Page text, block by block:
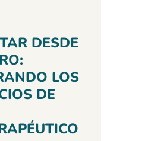
DESDE
LOS
DE